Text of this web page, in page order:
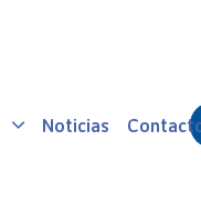
Noticias